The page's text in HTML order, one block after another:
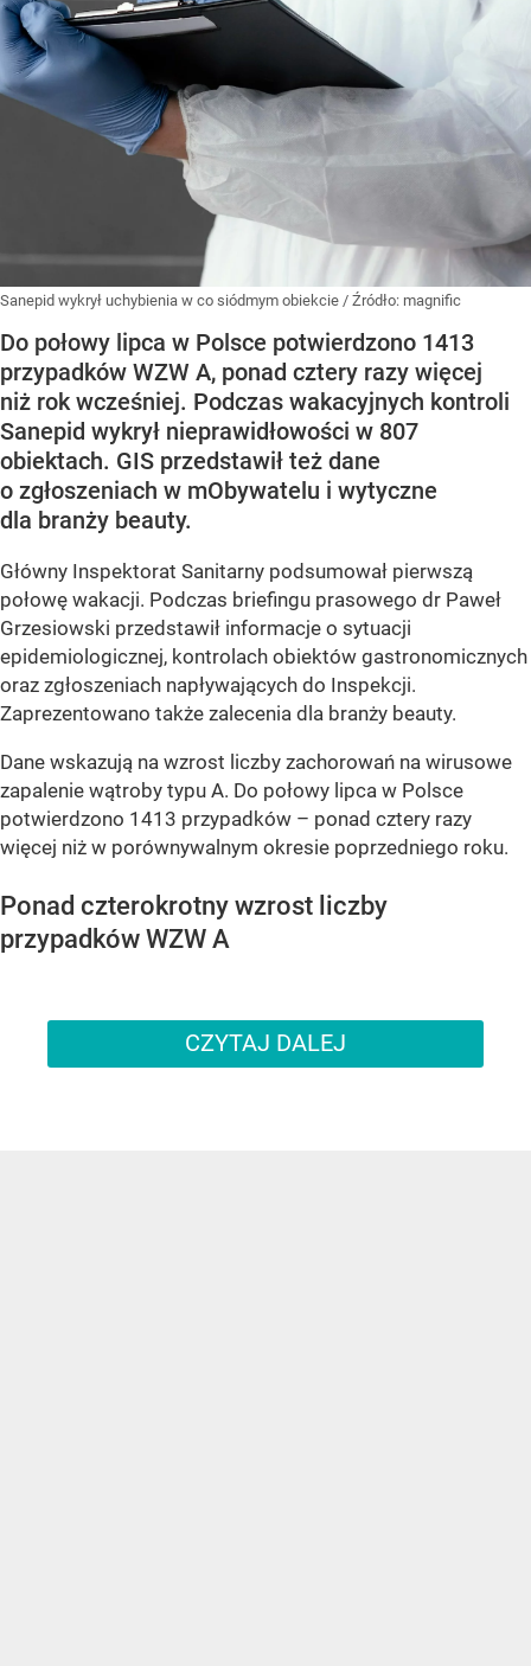
Sanepid wykrył uchybienia w co siódmym obiekcie / Źródło: magnific
Do połowy lipca w Polsce potwierdzono 1413
przypadków WZW A, ponad cztery razy więcej
niż rok wcześniej. Podczas wakacyjnych kontroli
Sanepid wykrył nieprawidłowości w 807
obiektach. GIS przedstawił też dane
o zgłoszeniach w mObywatelu i wytyczne
dla branży beauty.
Główny Inspektorat Sanitarny podsumował pierwszą
połowę wakacji. Podczas briefingu prasowego dr Paweł
Grzesiowski przedstawił informacje o sytuacji
epidemiologicznej, kontrolach obiektów gastronomicznych
oraz zgłoszeniach napływających do Inspekcji.
Zaprezentowano także zalecenia dla branży beauty.
Dane wskazują na wzrost liczby zachorowań na wirusowe
zapalenie wątroby typu A. Do połowy lipca w Polsce
potwierdzono 1413 przypadków – ponad cztery razy
więcej niż w porównywalnym okresie poprzedniego roku.
Ponad czterokrotny wzrost liczby
przypadków WZW A
CZYTAJ DALEJ